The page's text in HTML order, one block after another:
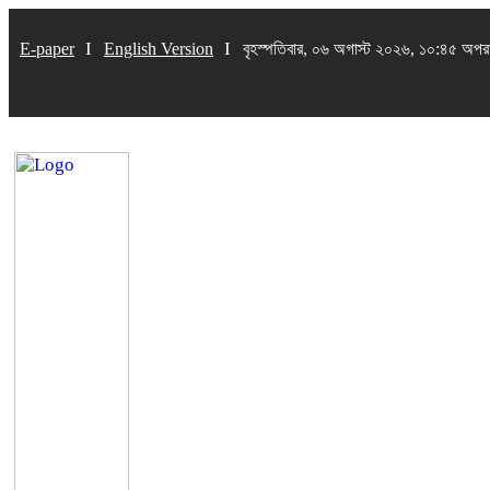
E-paper English Version বৃহস্পতিবার, ০৬ অগাস্ট ২০২৬, ১০:৪৫